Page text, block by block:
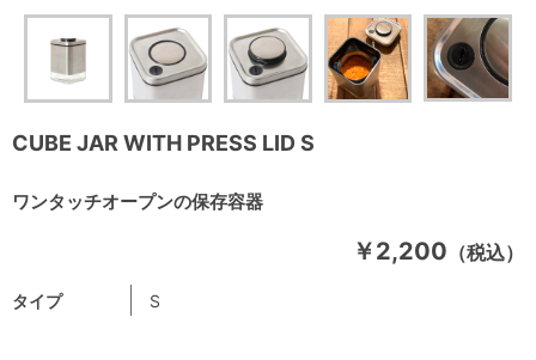
CUBE JAR WITH PRESS LID S
ワンタッチオープンの保存容器
￥2,200 （税込）
タイプ S